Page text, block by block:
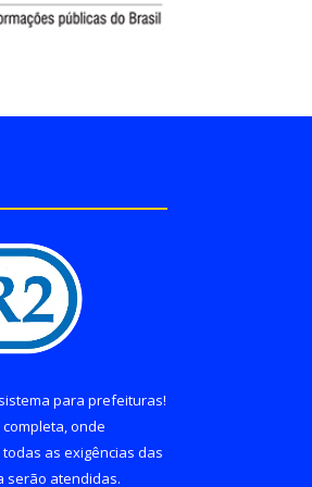
sistema para prefeituras!
completa, onde
as exigências das
serão atendidas.